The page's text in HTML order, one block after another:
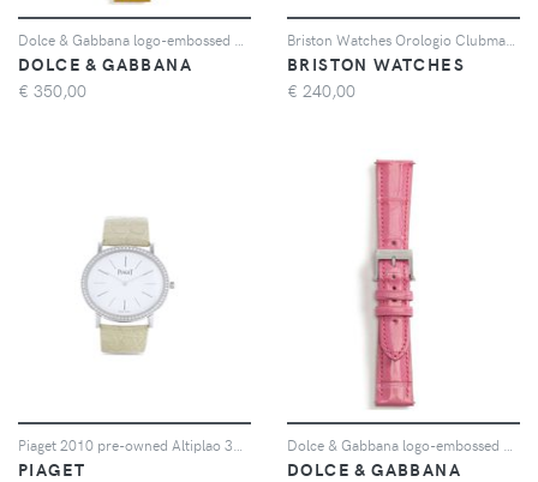
DOLCE & GABBANA
€ 350,00
BRISTON WATCHES
€ 240,00
PIAGET
DOLCE & GABBANA